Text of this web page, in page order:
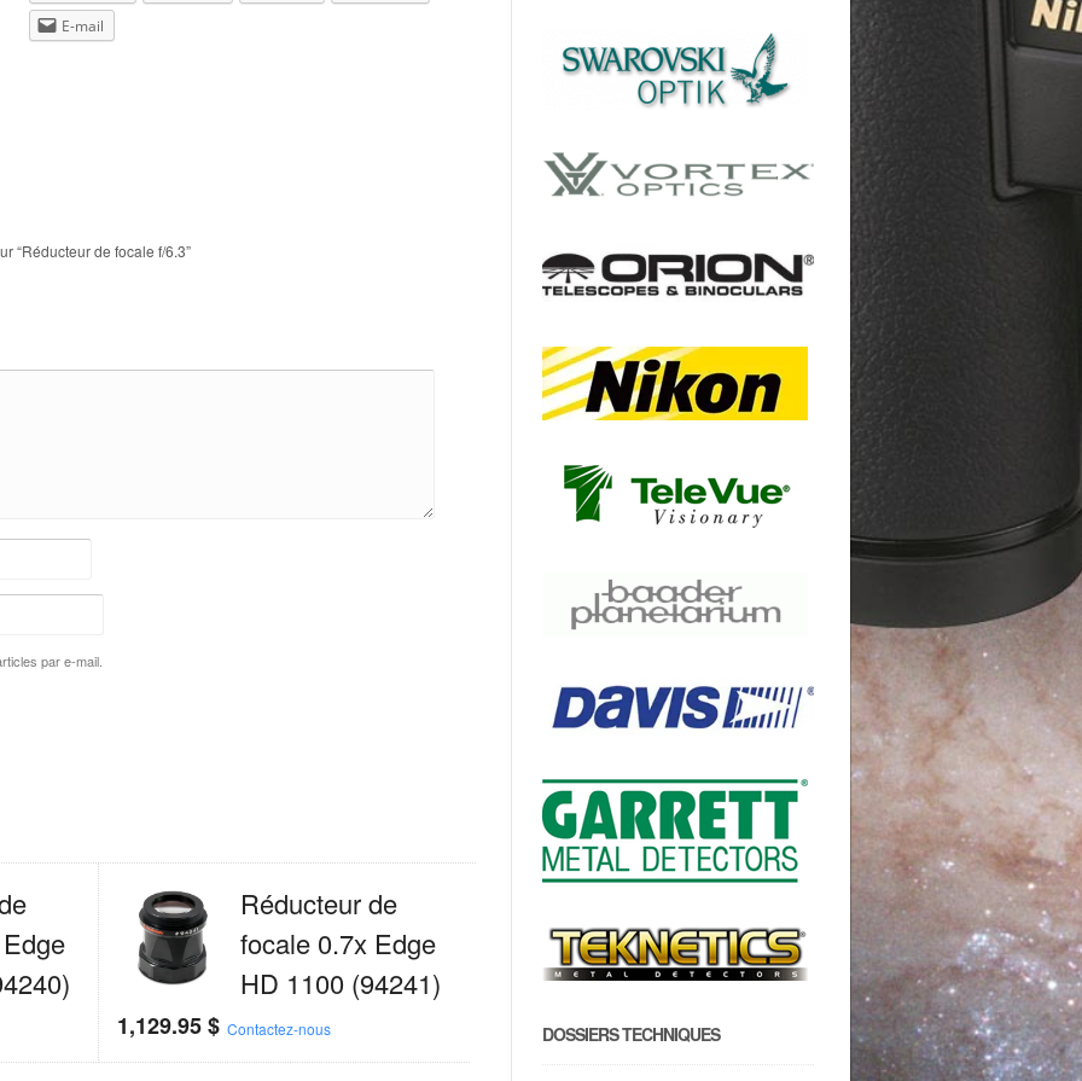
E-mail
“Réducteur de focale f/6.3”
par e-mail.
Réducteur de
focale 0.7x Edge
HD 1100 (94241)
1,129.95$ Contactez-nous DOSSIERS TECHNIQUES